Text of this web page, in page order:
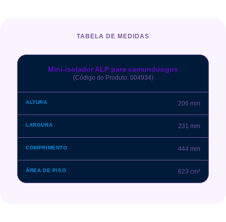
TABELA DE MEDIDAS
Mini-isolador ALP para camundongos
(Código do Produto: 004934)
206 mm
231 mm
444 mm
623 cm²